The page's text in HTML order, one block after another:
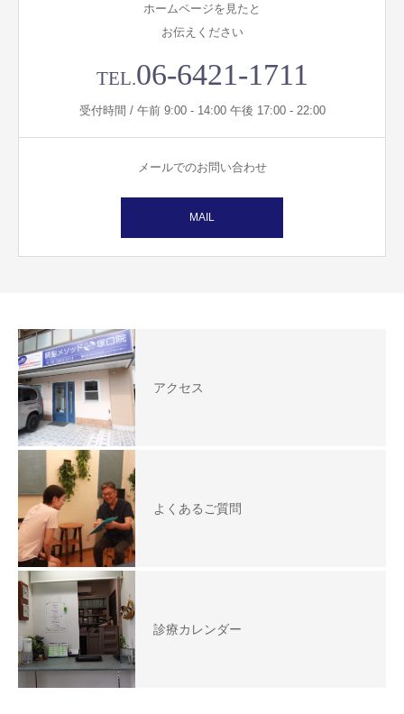
ホームページを見たと
お伝えください
TEL.06-6421-1711
受付時間 / 午前 9:00 - 14:00 午後 17:00 - 22:00
メールでのお問い合わせ
MAIL
アクセス
よくあるご質問
診療カレンダー